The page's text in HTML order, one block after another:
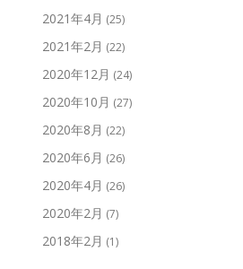
2021年4月 (25)
2021年2月 (22)
2020年12月 (24)
2020年10月 (27)
2020年8月 (22)
2020年6月 (26)
2020年4月 (26)
2020年2月 (7)
2018年2月 (1)